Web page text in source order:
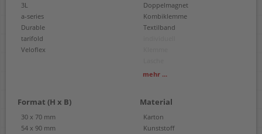
3L
a-series
Durable
tarifold
Veloflex
Doppelmagnet
Kombiklemme
Textilband
Nadel
mehr ...
Format (H x B)
30 x 70 mm
54 x 90 mm
Material
Karton
Kunststoff